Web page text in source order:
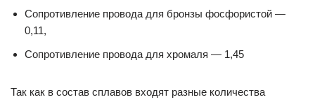
Сопротивление провода для бронзы фосфористой —
0,11,
Сопротивление провода для хромаля — 1,45
Так как в состав сплавов входят разные количества